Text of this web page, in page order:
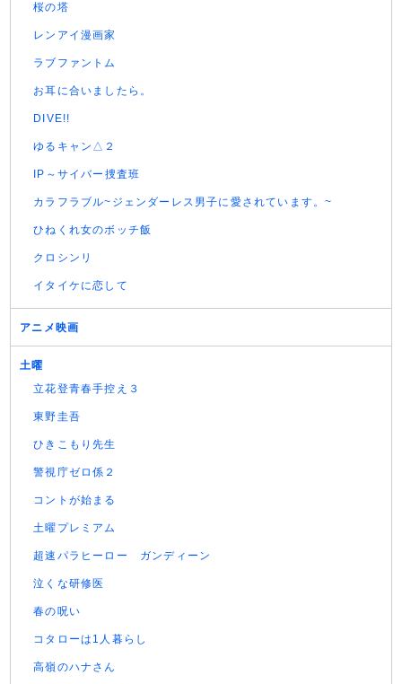
桜の塔
レンアイ漫画家
ラブファントム
お耳に合いましたら。
DIVE!!
ゆるキャン△２
IP～サイバー捜査班
カラフラブル~ジェンダーレス男子に愛されています。~
ひねくれ女のボッチ飯
クロシンリ
イタイケに恋して
アニメ映画
土曜
立花登青春手控え３
東野圭吾
ひきこもり先生
警視庁ゼロ係２
コントが始まる
土曜プレミアム
超速パラヒーロー ガンディーン
泣くな研修医
春の呪い
コタローは1人暮らし
高嶺のハナさん